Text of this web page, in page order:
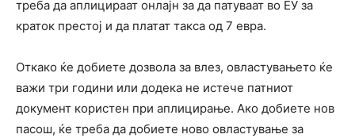
треба да аплицираат онлајн за да патуваат во ЕУ за
краток престој и да платат такса од 7 евра.
Откако ќе добиете дозвола за влез, овластувањето ќе
важи три години или додека не истече патниот
документ користен при аплицирање. Ако добиете нов
пасош, ќе треба да добиете ново овластување за